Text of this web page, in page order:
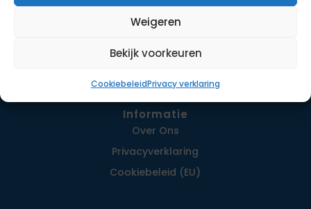
Weigeren
Bekijk voorkeuren
CookiebeleidPrivacy verklaring
Opdrachten
Werkwijze
Detachering
Informatie
Over Ons
Privacy­verklaring
Cookiebeleid (EU)